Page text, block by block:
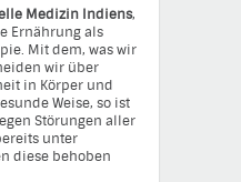
Medizin Indiens,
Ernährung als
Mit dem, was wir
wir über
in Körper und
Weise, so ist
Störungen aller
unter
diese behoben